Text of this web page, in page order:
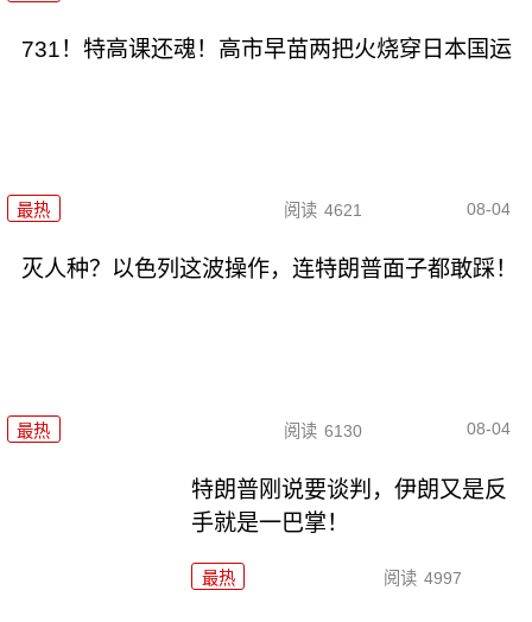
731！特高课还魂！高市早苗两把火烧穿日本国运
最热 阅读 4621 08-04
灭人种？以色列这波操作，连特朗普面子都敢踩！
最热 阅读 6130 08-04
特朗普刚说要谈判，伊朗又是反
手就是一巴掌！
最热 阅读 4997